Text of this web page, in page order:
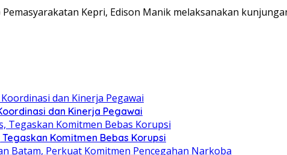
Kepri, Edison Manik melaksanakan
dan Kinerja Pegawai
Komitmen Bebas Korupsi